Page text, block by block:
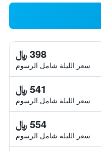
398 ﷼
سعر الليلة شامل الرسوم
541 ﷼
سعر الليلة شامل الرسوم
554 ﷼
سعر الليلة شامل الرسوم